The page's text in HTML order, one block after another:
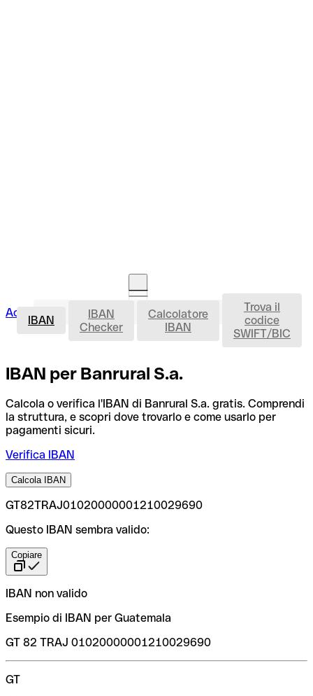
Accedi Avvia la procedura IBAN
IBAN
IBAN
Checker
Calcolatore
IBAN
Trova il
codice
SWIFT/BIC
IBAN per Banrural S.a.
Calcola o verifica l'IBAN di Banrural S.a. gratis. Comprendi
la struttura, e scopri dove trovarlo e come usarlo per
pagamenti sicuri.
Verifica IBAN
Calcola IBAN
GT82TRAJ01020000001210029690
Questo IBAN sembra valido:
Copiare
IBAN non valido
Esempio di IBAN per Guatemala
GT 82 TRAJ 01020000001210029690
GT